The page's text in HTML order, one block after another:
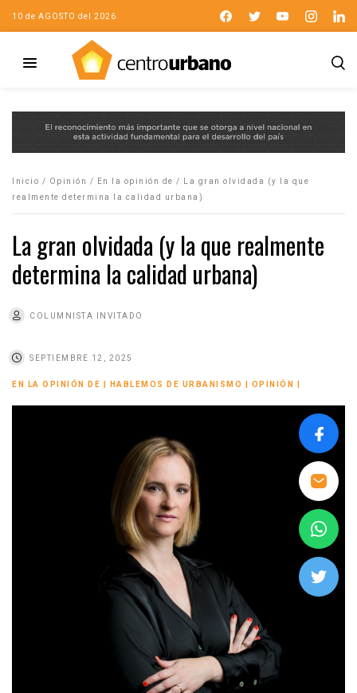
10 de AGOSTO del 2026
Inicio / Opinión / En la opinión de /
La gran olvidada (y la que
realmente determina la calidad urbana)
La gran olvidada (y la que realmente
determina la calidad urbana)
COLUMNISTA INVITADO
SEPTIEMBRE 12, 2025
EN LA OPINIÓN DE HABLEMOS DE URBANISMO OPINIÓN